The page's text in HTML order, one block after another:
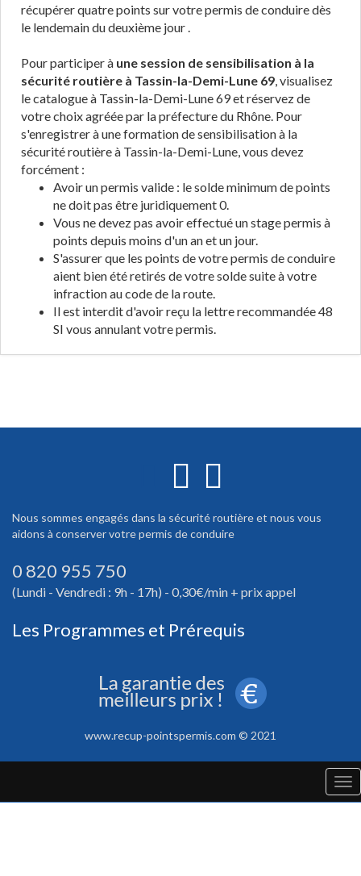
récupérer quatre points sur votre permis de conduire dès
le lendemain du deuxième jour .
Pour participer à une session de sensibilisation à la
sécurité routière à Tassin-la-Demi-Lune 69, visualisez
le catalogue à Tassin-la-Demi-Lune 69 et réservez de
votre choix agréée par la préfecture du Rhône. Pour
s'enregistrer à une formation de sensibilisation à la
sécurité routière à Tassin-la-Demi-Lune, vous devez
forcément :
Avoir un permis valide : le solde minimum de points
ne doit pas être juridiquement 0.
Vous ne devez pas avoir effectué un stage permis à
points depuis moins d'un an et un jour.
S'assurer que les points de votre permis de conduire
aient bien été retirés de votre solde suite à votre
infraction au code de la route.
Il est interdit d'avoir reçu la lettre recommandée 48
SI vous annulant votre permis.
Nous sommes engagés dans la sécurité routière et nous vous
aidons à conserver votre permis de conduire
0 820 955 750
(Lundi - Vendredi : 9h - 17h) - 0,30€/min + prix appel
Les Programmes et Prérequis
www.recup-pointspermis.com © 2021